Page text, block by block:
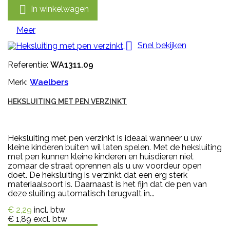
 In winkelwagen
Meer

Snel bekijken
Referentie: WA1311.09
Merk: Waelbers
HEKSLUITING MET PEN VERZINKT
Heksluiting met pen verzinkt is ideaal wanneer u uw
kleine kinderen buiten wil laten spelen. Met de heksluiting
met pen kunnen kleine kinderen en huisdieren niet
zomaar de straat oprennen als u uw voordeur open
doet. De heksluiting is verzinkt dat een erg sterk
materiaalsoort is. Daarnaast is het fijn dat de pen van
deze sluiting automatisch terugvalt in...
€ 2,29 incl. btw
€ 1,89 excl. btw